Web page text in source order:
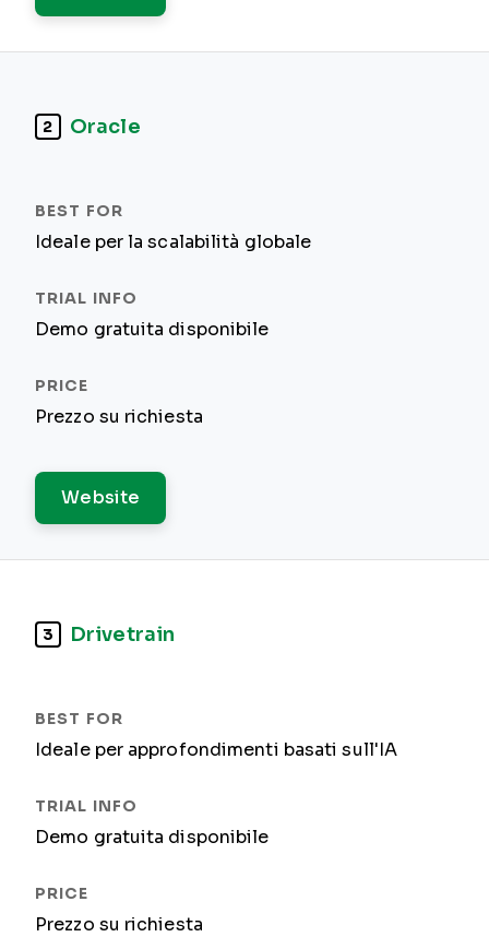
2 Oracle
Ideale per la scalabilità globale
Demo gratuita disponibile
Prezzo su richiesta
Website
3 Drivetrain
Ideale per approfondimenti basati sull'IA
Demo gratuita disponibile
Prezzo su richiesta